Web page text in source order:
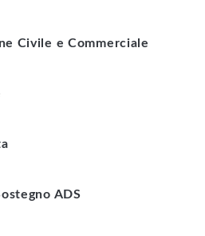
Civile e Commerciale
ADS